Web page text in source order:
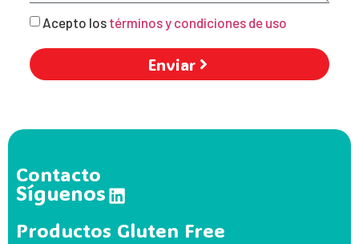
Acepto los términos y condiciones de uso
Enviar
Contacto
Síguenos
Productos Gluten Free